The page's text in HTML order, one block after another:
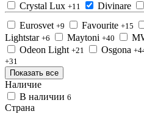
Crystal Lux +11 Divinare
Eurosvet +9 Favourite +15
Lightstar +6 Maytoni +40
Odeon Light +21 Osgona
+31
Показать все
Наличие
В наличии 6
Страна